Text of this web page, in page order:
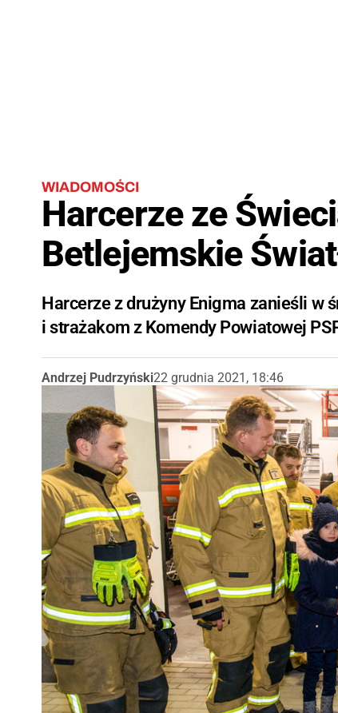
WIADOMOŚCI
Harcerze ze
Betlejemskie
Harcerze z drużyny Enigma zanieśli w
i strażakom z Komendy Powiatowej
Andrzej Pudrzyński22 grudnia 2021, 18:46